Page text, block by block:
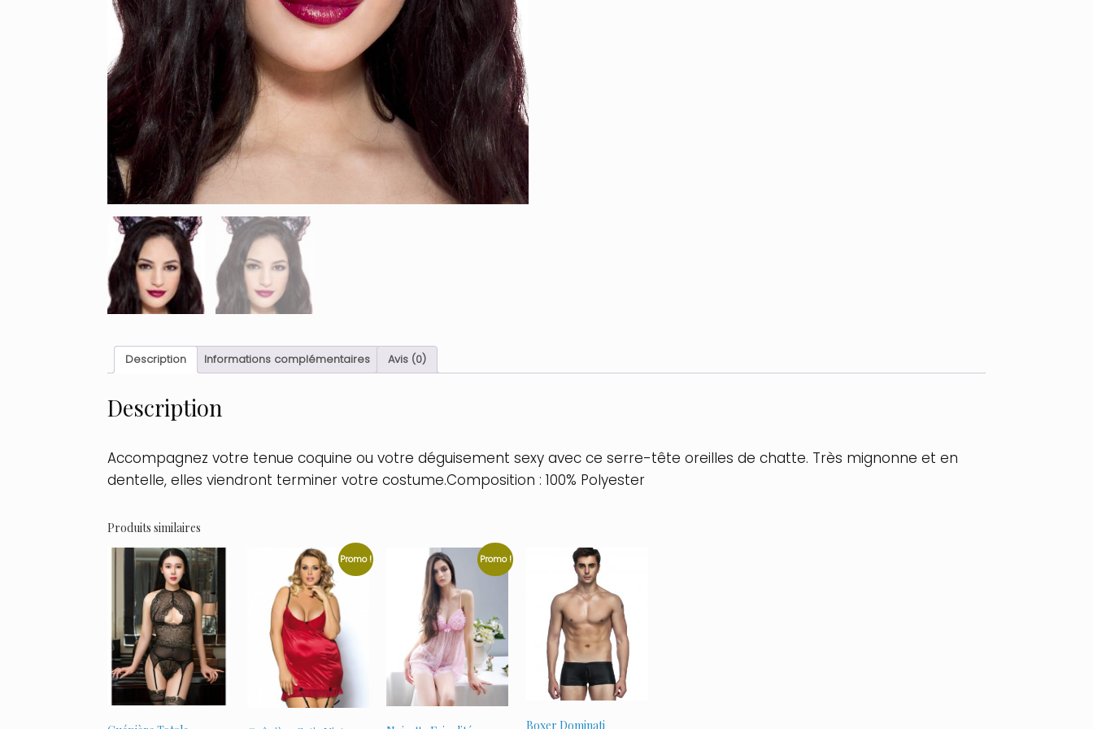
Description Informations complémentaires Avis (0)
Description
Accompagnez votre tenue coquine ou votre déguisement sexy avec ce serre-tête oreilles de chatte. Très mignonne et en
dentelle, elles viendront terminer votre costume.Composition : 100% Polyester
Produits similaires
Promo ! Promo !
Boxer Dominati